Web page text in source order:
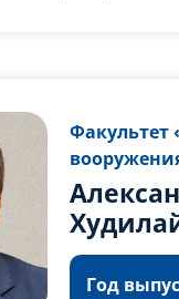
Факультет
Год